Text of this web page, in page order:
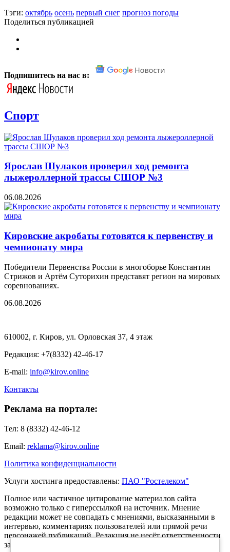
Тэги: октябрь осень первый снег прогноз погоды
Поделиться публикацией
Подпишитесь на нас в:
Спорт
Ярослав Шулаков проверил ход ремонта
лыжероллерной трассы СШОР №3
06.08.2026
Кировские акробаты готовятся к первенству и
чемпионату мира
Победители Первенства России в многоборье Константин
Стрижов и Артём Суторихин представят регион на мировых
соревнованиях.
06.08.2026
610002, г. Киров, ул. Орловская 37, 4 этаж
Редакция: +7(8332) 42-46-17
E-mail: info@kirov.online
Контакты
Реклама на портале:
Тел: 8 (8332) 42-46-12
Email: reklama@kirov.online
Политика конфиденциальности
Услуги хостинга предоставлены: ПАО "Ростелеком"
Полное или частичное цитирование материалов сайта
возможно только с гиперссылкой на источник. Мнение
редакции может не совпадать с мнениями, высказанными в
интервью, комментариях пользователей или прямой речи
персонажей публикаций. Редакция не несёт ответственности
за текст комментариев читателей.